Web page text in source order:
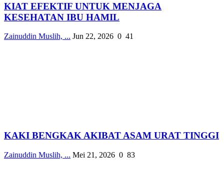
KIAT EFEKTIF UNTUK MENJAGA
KESEHATAN IBU HAMIL
Zainuddin Muslih, ... Jun 22, 2026 0 41
KAKI BENGKAK AKIBAT ASAM URAT TINGGI
Zainuddin Muslih, ... Mei 21, 2026 0 83